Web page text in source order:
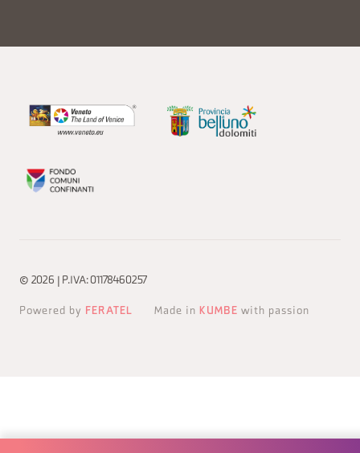
© 2026 | P.IVA: 01178460257
Powered by FERATEL Made in KUMBE with passion